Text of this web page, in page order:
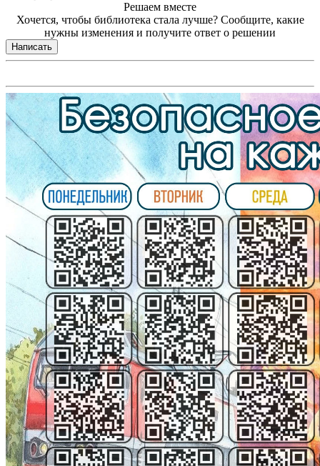
Решаем вместе
Хочется, чтобы библиотека стала лучше? Сообщите, какие
нужны изменения и получите ответ о решении
Написать